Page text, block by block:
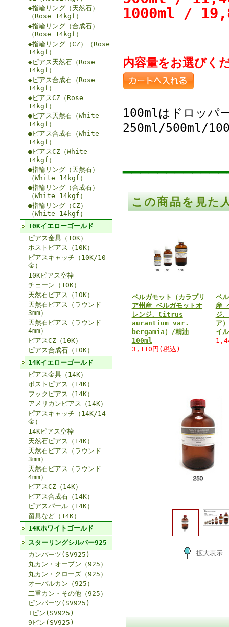
◆指輪リング（天然石）
（Rose 14kgf）
◆指輪リング（合成石）
（Rose 14kgf）
◆指輪リング（CZ）（Rose
14kgf）
◆ピアス天然石（Rose
14kgf）
◆ピアス合成石（Rose
14kgf）
◆ピアスCZ（Rose
14kgf）
●ピアス天然石（White
14kgf）
●ピアス合成石（White
14kgf）
●ピアスCZ（White
14kgf）
●指輪リング（天然石）
（White 14kgf）
●指輪リング（合成石）
（White 14kgf）
●指輪リング（CZ）
（White 14kgf）
10Kイエローゴールド
ピアス金具（10K）
ポストピアス（10K）
ピアスキャッチ（10K/10
金）
10Kピアス空枠
チェーン（10K）
天然石ピアス（10K）
天然石ピアス（ラウンド
3mm）
天然石ピアス（ラウンド
4mm）
ピアスCZ（10K）
ピアス合成石（10K）
14Kイエローゴールド
ピアス金具（14K）
ポストピアス（14K）
フックピアス（14K）
アメリカンピアス（14K）
ピアスキャッチ（14K/14
金）
14Kピアス空枠
天然石ピアス（14K）
天然石ピアス（ラウンド
3mm）
天然石ピアス（ラウンド
4mm）
ピアスCZ（14K）
ピアス合成石（14K）
ピアスパール（14K）
留具など（14K）
14Kホワイトゴールド
スターリングシルバー925
カンパーツ(SV925)
丸カン・オープン（925）
丸カン・クローズ（925）
オーバルカン（925）
二重カン・その他（925）
ピンパーツ(SV925)
Tピン(SV925)
9ピン(SV925)
1000ml /
内容量をお選びく
100mlはドロッパ
250ml/500ml/
この商品を見た
ベルガモット（カラブリ
ア州産 ベルガモットオ
レンジ、Citrus
aurantium var.
bergamia）/精油
100ml
3,110円(税込)
ベ
産
ジ
ア
イ
拡大表示